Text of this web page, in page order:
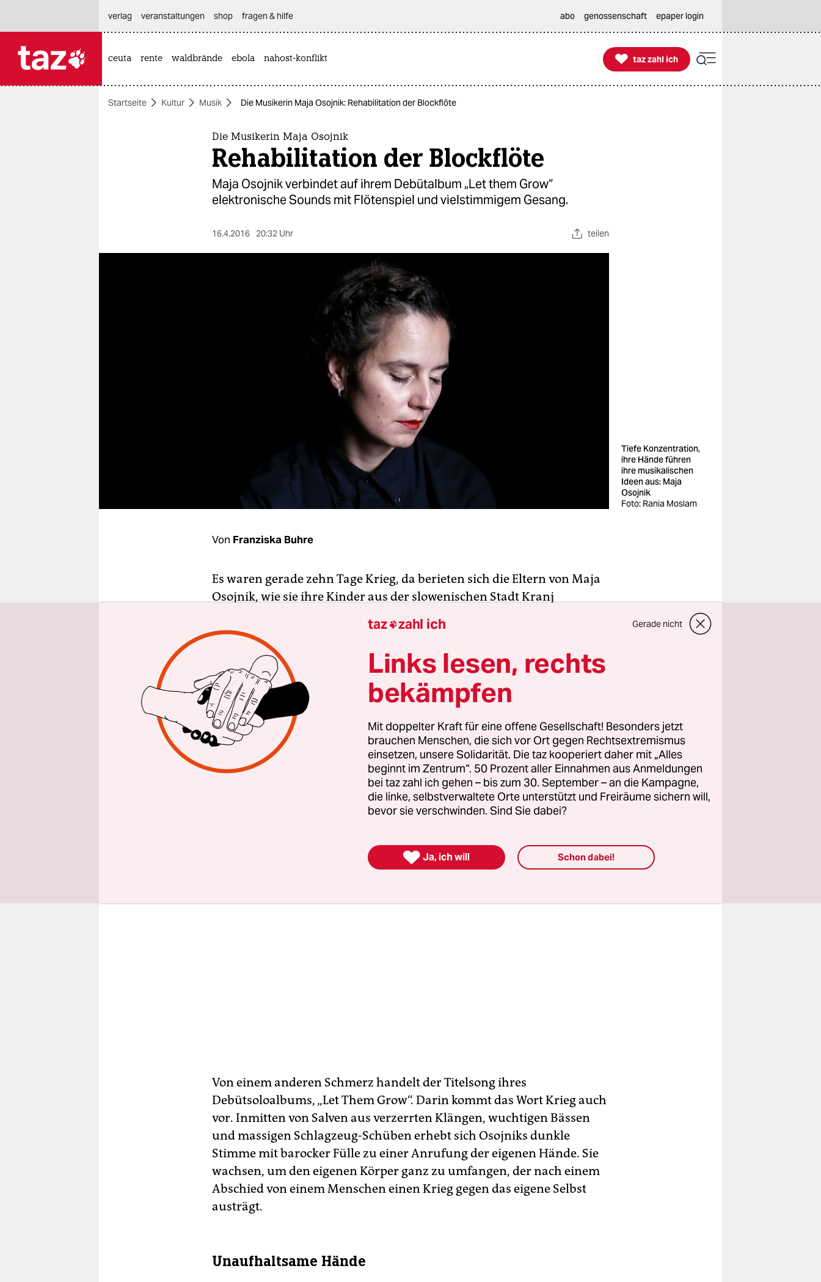
themen
verlag
veranstaltungen shop fragen & hilfe abo genossenschaft epaper login
ceuta rente waldbrände ebola nahost-konflikt 
taz zahl ich
taz zahl ich
Startseite Kultur Musik Die Musikerin Maja Osojnik: Rehabilitation der Blockflöte
Die Musikerin Maja Osojnik
Rehabilitation der Blockflöte
Maja Osojnik verbindet auf ihrem Debütalbum „Let them Grow“
elektronische Sounds mit Flötenspiel und vielstimmigem Gesang.
16.4.2016 20:32 Uhr teilen
Tiefe Konzentration,
ihre Hände führen
ihre musikalischen
Ideen aus: Maja
Osojnik
Foto: Rania Moslam
Von Franziska Buhre
Es waren gerade zehn Tage Krieg, da berieten sich die Eltern von Maja
Osojnik, wie sie ihre Kinder aus der slowenischen Stadt Kranj
bringen konnten, sollten die Kampfhandlungen Leib und Leben
bedrohen. Damals, im Sommer 1991, lieferten sich die slowenischen
Streitkräfte heftige Gefechte mit der jugoslawischen Volksarmee an
den Grenzen zu Österreich, Kroatien und Italien. Slowenien hatte
zuvor seine Unabhängigkeit erklärt, die im Oktober 1991 schließlich in
Kraft trat.
Maja Osojnik war zu jener Zeit 15 Jahre alt. „Als ich nach Österreich
kam, habe ich gemerkt, dass Geschichte immer von Siegern diktiert
wird“, sagt sie am Telefon in Wien, wo sie seit 1995 lebt. „Europa ist
wieder voller Zäune, in wenigen Generationen sind wir wieder zu einer
Von einem anderen Schmerz handelt der Titelsong ihres
Debütsoloalbums, „Let Them Grow“. Darin kommt das Wort Krieg auch
vor. Inmitten von Salven aus verzerrten Klängen, wuchtigen Bässen
und massigen Schlagzeug-Schüben erhebt sich Osojniks dunkle
Stimme mit barocker Fülle zu einer Anrufung der eigenen Hände. Sie
wachsen, um den eigenen Körper ganz zu umfangen, der nach einem
Abschied von einem Menschen einen Krieg gegen das eigene Selbst
austrägt.
Unaufhaltsame Hände
taz zahl ich Gerade nicht
Links lesen, rechts
bekämpfen
Mit doppelter Kraft für eine offene Gesellschaft! Besonders jetzt
brauchen Menschen, die sich vor Ort gegen Rechtsextremismus
einsetzen, unsere Solidarität. Die taz kooperiert daher mit „Alles
beginnt im Zentrum“. 50 Prozent aller Einnahmen aus Anmeldungen
bei taz zahl ich gehen – bis zum 30. September – an die Kampagne,
die linke, selbstverwaltete Orte unterstützt und Freiräume sichern will,
bevor sie verschwinden. Sind Sie dabei?
 Ja, ich will Schon dabei!